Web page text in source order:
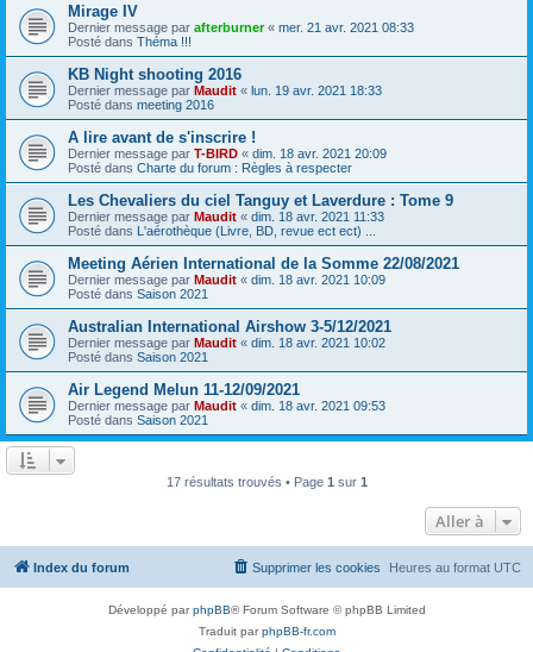
Mirage IV
Dernier message par afterburner« mer. 21 avr. 2021 08:33
Posté dans Théma !!!
KB Night shooting 2016
Dernier message par Maudit « lun. 19 avr. 2021 18:33
Posté dans meeting 2016
A lire avant de s'inscrire !
Dernier message par T-BIRD « dim. 18 avr. 2021 20:09
Posté dans Charte du forum : Règles à respecter
Les Chevaliers du ciel Tanguy et Laverdure : Tome 9
Dernier message par Maudit « dim. 18 avr. 2021 11:33
Posté dans L'aérothèque (Livre, BD, revue ect ect) ...
Meeting Aérien International de la Somme 22/08/2021
Dernier message par Maudit « dim. 18 avr. 2021 10:09
Posté dans Saison 2021
Australian International Airshow 3-5/12/2021
Dernier message par Maudit « dim. 18 avr. 2021 10:02
Posté dans Saison 2021
Air Legend Melun 11-12/09/2021
Dernier message par Maudit « dim. 18 avr. 2021 09:53
Posté dans Saison 2021
17 résultats trouvés • Page 1 sur 1
Aller à
Index du forum Heures au format UTC
Supprimer les cookies
Développé parphpBB® Forum Software © phpBB Limited
Traduit parphpBB-fr.com